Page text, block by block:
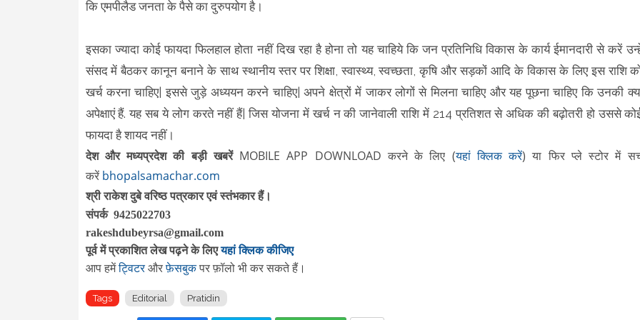
कि एमपीलैड जनता के पैसे का दुरुपयोग है।
इसका ज्यादा कोई फायदा फिलहाल होता नहीं दिख रहा है होना तो यह चाहिये कि जन प्रतिनिधि विकास के कार्य ईमानदारी से करें
संसद में बैठकर कानून बनाने के साथ स्थानीय स्तर पर शिक्षा, स्वास्थ्य, स्वच्छता, कृषि और सड़कों आदि के विकास के लिए इस राशि
खर्च करना चाहिए| इससे जुड़े अध्ययन करने चाहिए| अपने क्षेत्रों में जाकर लोगों से मिलना चाहिए और यह पूछना चाहिए कि उनकी
अपेक्षाएं हैं. यह सब ये लोग करते नहीं हैं| जिस योजना में खर्च न की जानेवाली राशि में 214 प्रतिशत से अधिक की बढ़ोतरी हो उससे
फायदा है शायद नहीं।
देश और मध्यप्रदेश की बड़ी खबरें MOBILE APP DOWNLOAD करने के लिए (यहां क्लिक करें)या फिर प्ले स्टोर में
करें bhopalsamachar.com
श्री राकेश दुबे वरिष्ठ पत्रकार एवं स्तंभकार हैं।
संपर्क 9425022703
rakeshdubeyrsa@gmail.com
पूर्व में प्रकाशित लेख पढ़ने के लिएयहां क्लिक कीजिए
आप हमेंट्विटरऔरफ़ेसबुकपर फ़ॉलो भी कर सकते हैं।
Tags Editorial Pratidin